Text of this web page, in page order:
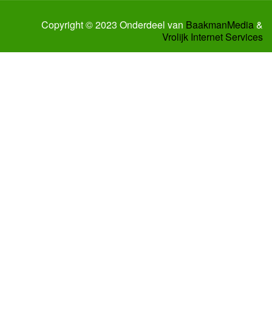
Copyright © 2023 Onderdeel van BaakmanMedia&
Vrolijk Internet Services